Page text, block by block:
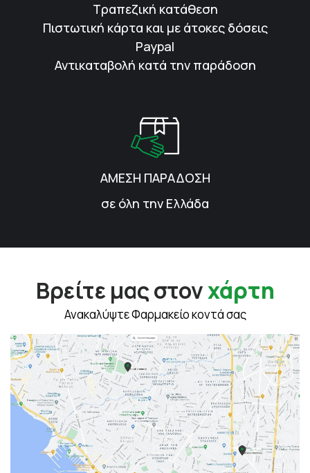
Τραπεζική κατάθεση
Πιστωτική κάρτα και με άτοκες δόσεις
Paypal
Αντικαταβολή κατά την παράδοση
ΑΜΕΣΗ ΠΑΡΑΔΟΣΗ
σε όλη την Ελλάδα
Βρείτε μας στονχάρτη
Ανακαλύψτε Φαρμακείο κοντά σας